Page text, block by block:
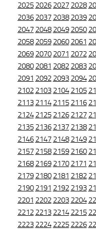
2025 2026 2027 2028
2036 2037 2038 2039
2047 2048 2049 2050
2058 2059 2060 2061
2069 2070 2071 2072
2080 2081 2082 2083
2091 2092 2093 2094
2102 2103 2104 2105
2113 2114 2115 2116
2124 2125 2126 2127
2135 2136 2137 2138
2146 2147 2148 2149
2157 2158 2159 2160
2168 2169 2170 2171
2179 2180 2181 2182
2190 2191 2192 2193
2201 2202 2203 2204
2212 2213 2214 2215
2223 2224 2225 2226